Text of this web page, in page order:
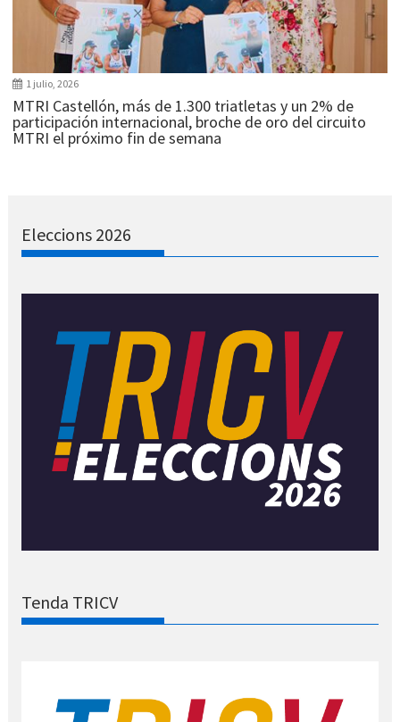
1 julio, 2026
MTRI Castellón, más de 1.300 triatletas y un 2% de
participación internacional, broche de oro del circuito
MTRI el próximo fin de semana
Eleccions 2026
Tenda TRICV